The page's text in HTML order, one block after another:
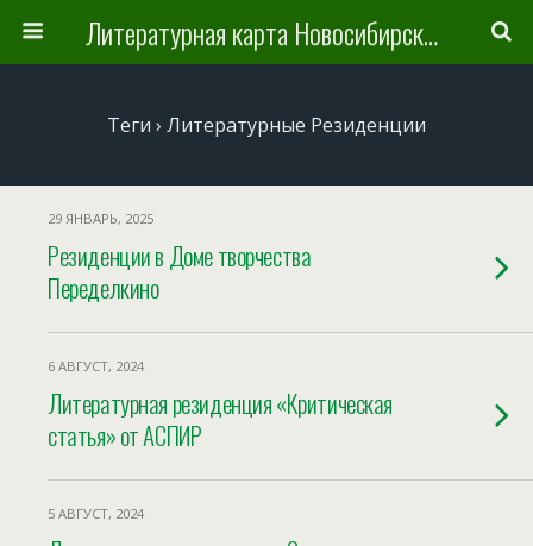
Литературная карта Новосибирска и Новосибирской области
Теги › Литературные Резиденции
29 ЯНВАРЬ, 2025
Резиденции в Доме творчества
Переделкино
6 АВГУСТ, 2024
Литературная резиденция «Критическая
статья» от АСПИР
5 АВГУСТ, 2024